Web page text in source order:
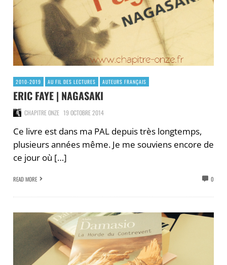
2010-2019 AU FIL DES LECTURES AUTEURS FRANÇAIS
ERIC FAYE | NAGASAKI
CHAPITRE ONZE 19 OCTOBRE 2014
Ce livre est dans ma PAL depuis très longtemps,
plusieurs années même. Je me souviens encore de
ce jour où […]
READ MORE 0